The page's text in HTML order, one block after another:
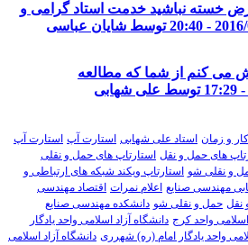
خسته نباشید خدمت استاد گرامی و
شایان عباسی
می کنم از شما که مطالعه
کار و زمان استاد علی شهابی استارت آپ استارت آپ
های حمل و نقل استارتاپ های حمل و نقلی
و نقلی شو
استارتاپ ویکند شبکه های ارتباطی و
مهندسی صنایع اعلام نمرات اقتصاد مهندسی
نقل حمل و نقلی شو دانشکده مهندسی صنایع
اسلامی واحد کرج دانشگاه آزاد اسلامی واحد یادگار
واحد یادگار امام (ره) شهرری دانشگاه آزاد اسلامی